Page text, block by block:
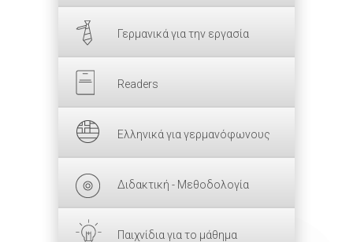
Γερμανικά για την εργασία
Readers
Ελληνικά για γερμανόφωνους
Διδακτική - Μεθοδολογία
Παιχνίδια για το μάθημα